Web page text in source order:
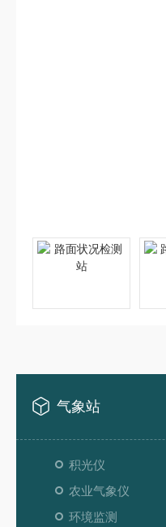
气象站
积光仪
农业气象仪
环境监测